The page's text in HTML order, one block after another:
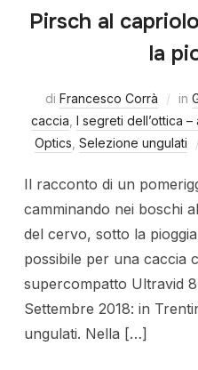
Pirsch al
la
di Francesco Corrà in
caccia I segreti dell’ottica
Optics Selezione ungulati
Il racconto di un
camminando nei boschi
del cervo, sotto la
possibile per una caccia
supercompatto Ultravid
Settembre 2018: in
ungulati. Nella […]